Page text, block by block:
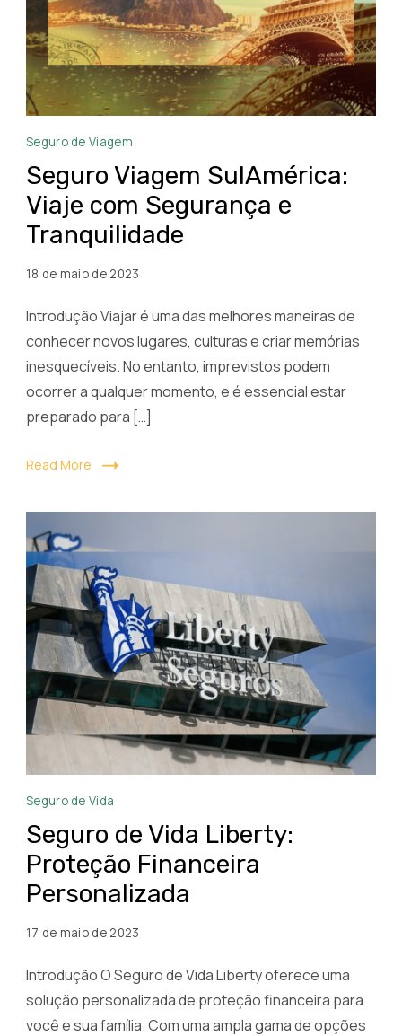
Seguro
SulAmérica
Seguro de Viagem
Seguro Viagem SulAmérica:
Viaje com Segurança e
Tranquilidade
18 de maio de 2023
Introdução Viajar é uma das melhores maneiras de
conhecer novos lugares, culturas e criar memórias
inesquecíveis. No entanto, imprevistos podem
ocorrer a qualquer momento, e é essencial estar
preparado para […]
Read More
Seguro
Vida
Liberty
Seguro de Vida
Seguro de Vida Liberty:
Proteção Financeira
Personalizada
17 de maio de 2023
Introdução O Seguro de Vida Liberty oferece uma
solução personalizada de proteção financeira para
você e sua família. Com uma ampla gama de opções